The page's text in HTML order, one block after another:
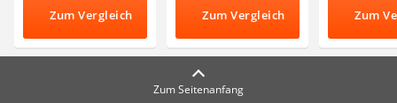
Zum Vergleich Zum Vergleich Zum
Zum Seitenanfang